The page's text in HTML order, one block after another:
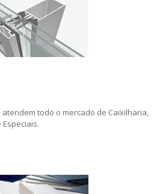
todo o mercado de Caixilharia,